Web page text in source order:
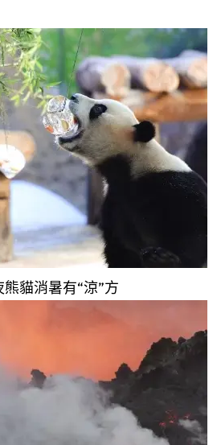
貓消暑有“涼”方